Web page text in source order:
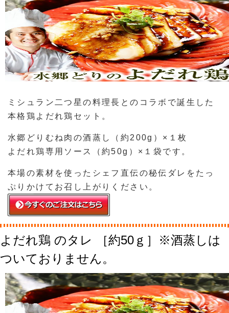
ミシュラン二つ星の料理長とのコラボで誕生した
本格鶏よだれ鶏セット。
水郷どりむね肉の酒蒸し（約200g）×１枚
よだれ鶏専用ソース（約50g）×１袋です。
本場の素材を使ったシェフ直伝の秘伝ダレをたっ
ぷりかけてお召し上がりください。
よだれ鶏 のタレ ［約50ｇ］※酒蒸しは
ついておりません。